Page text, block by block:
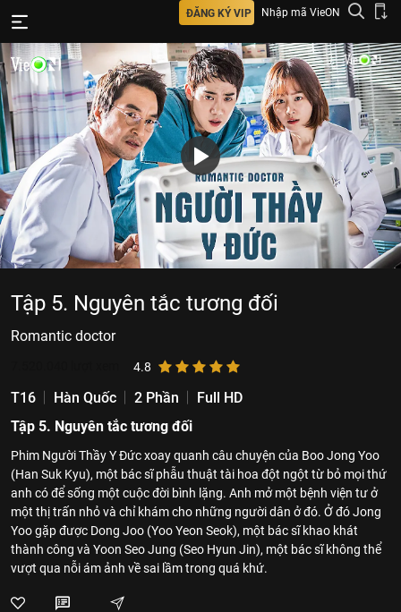
ĐĂNG KÝ VIP Nhập mã VieON
Tập 5. Nguyên tắc tương đối
Romantic doctor
4.8
T16 Hàn Quốc 2 Phần
Full HD
Tập 5. Nguyên tắc tương đối
Phim Người Thầy Y Đức xoay quanh câu chuyện của Boo Jong Yoo
(Han Suk Kyu), một bác sĩ phẫu thuật tài hoa đột ngột từ bỏ mọi thứ
anh có để sống một cuộc đời bình lặng. Anh mở một bệnh viện tư ở
một thị trấn nhỏ và chỉ khám cho những người dân ở đó. Ở đó Jong
Yoo gặp được Dong Joo (Yoo Yeon Seok), một bác sĩ khao khát
thành công và Yoon Seo Jung (Seo Hyun Jin), một bác sĩ không thể
vượt qua nỗi ám ảnh về sai lầm trong quá khứ.